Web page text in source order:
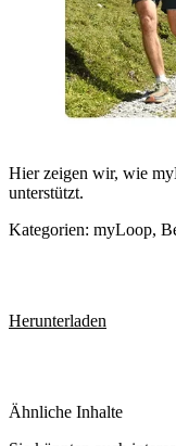
Hier zeigen wir, wie
unterstützt.
Kategorien: myLoop,
Herunterladen
Ähnliche Inhalte